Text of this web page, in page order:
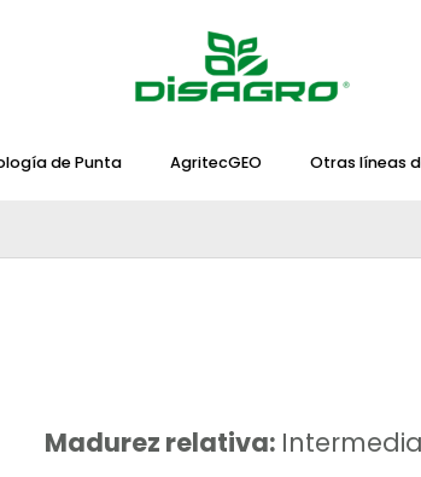
de Punta AgritecGEO Otras líneas
Madurez relativa: Intermedia